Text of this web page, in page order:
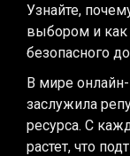
Узнайте,
выбором и как
безопасного
В мире
заслужила
ресурса. С
растет, что